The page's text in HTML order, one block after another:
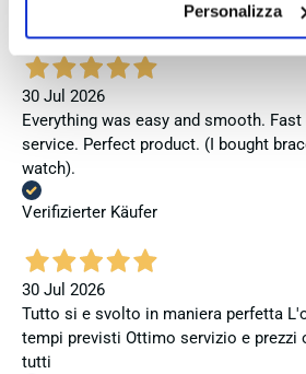
Personalizza
30 Jul 2026
Everything was easy and smooth.
service. Perfect product. (I bought
watch).
Verifizierter Käufer
30 Jul 2026
Tutto si e svolto in maniera perfetta
tempi previsti Ottimo servizio e
tutti